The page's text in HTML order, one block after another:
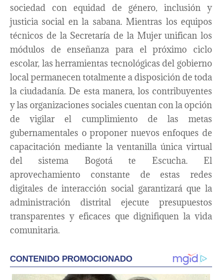
sociedad con equidad de género, inclusión y
justicia social en la sabana. Mientras los equipos
técnicos de la Secretaría de la Mujer unifican los
módulos de enseñanza para el próximo ciclo
escolar, las herramientas tecnológicas del gobierno
local permanecen totalmente a disposición de toda
la ciudadanía. De esta manera, los contribuyentes
y las organizaciones sociales cuentan con la opción
de vigilar el cumplimiento de las metas
gubernamentales o proponer nuevos enfoques de
capacitación mediante la ventanilla única virtual
del sistema Bogotá te Escucha. El
aprovechamiento constante de estas redes
digitales de interacción social garantizará que la
administración distrital ejecute presupuestos
transparentes y eficaces que dignifiquen la vida
comunitaria.